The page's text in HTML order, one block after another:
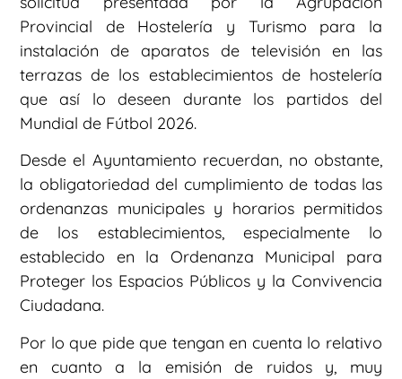
Provincial de Hostelería y Turismo para la
instalación de aparatos de televisión en las
terrazas de los establecimientos de hostelería
que así lo deseen durante los partidos del
Mundial de Fútbol 2026.
Desde el Ayuntamiento recuerdan, no obstante,
la obligatoriedad del cumplimiento de todas las
ordenanzas municipales y horarios permitidos
de los establecimientos, especialmente lo
establecido en la Ordenanza Municipal para
Proteger los Espacios Públicos y la Convivencia
Ciudadana.
Por lo que pide que tengan en cuenta lo relativo
en cuanto a la emisión de ruidos y, muy